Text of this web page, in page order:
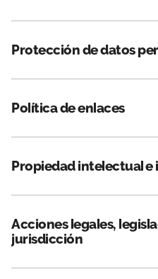
Protección de datos
Política de enlaces
Propiedad intelectual e
Acciones legales,
jurisdicción